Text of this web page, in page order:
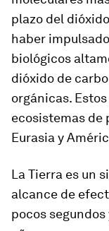
plazo del
haber
biológicos
dióxido de
orgánicas.
ecosistemas de
Eurasia y
La Tierra es un
alcance de
pocos